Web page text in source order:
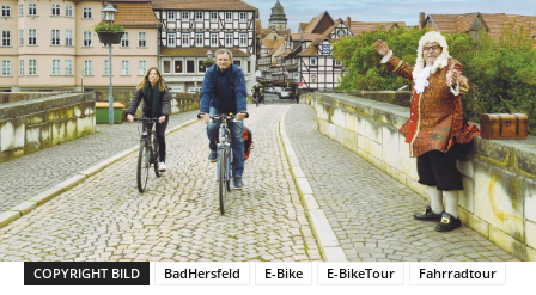
COPYRIGHT BILD BadHersfeld E-Bike E-BikeTour
Fahrradtour